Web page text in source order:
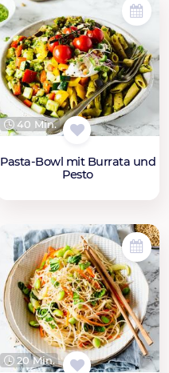
40 Min.
Pasta-Bowl mit Burrata und
Pesto
20 Min.